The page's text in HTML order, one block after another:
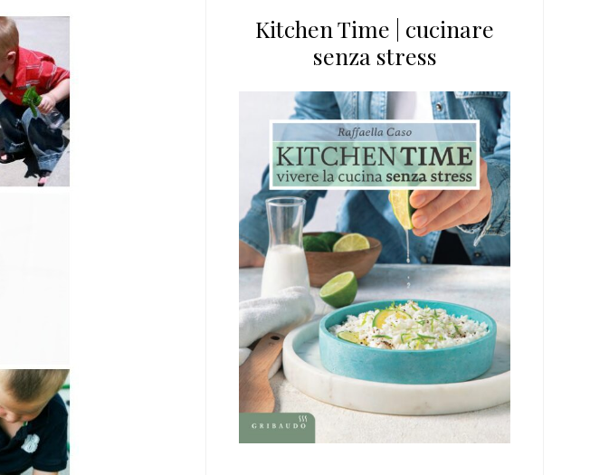
sitoKitchen Time | cucinare
senza stress